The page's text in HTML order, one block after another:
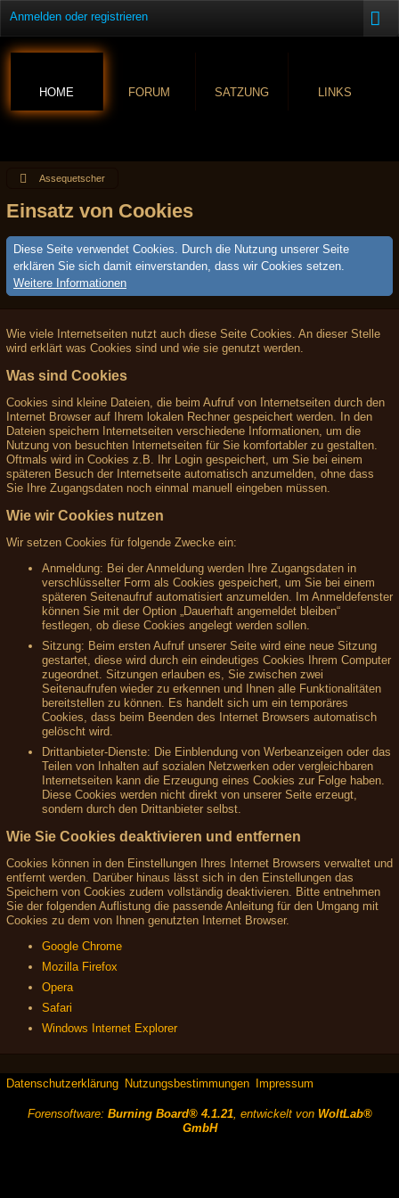
Anmelden oder registrieren
HOME FORUM SATZUNG LINKS
Assequetscher
Einsatz von Cookies
Diese Seite verwendet Cookies. Durch die Nutzung unserer Seite
erklären Sie sich damit einverstanden, dass wir Cookies setzen.
Weitere Informationen
Wie viele Internetseiten nutzt auch diese Seite Cookies. An dieser Stelle
wird erklärt was Cookies sind und wie sie genutzt werden.
Was sind Cookies
Cookies sind kleine Dateien, die beim Aufruf von Internetseiten durch den
Internet Browser auf Ihrem lokalen Rechner gespeichert werden. In den
Dateien speichern Internetseiten verschiedene Informationen, um die
Nutzung von besuchten Internetseiten für Sie komfortabler zu gestalten.
Oftmals wird in Cookies z.B. Ihr Login gespeichert, um Sie bei einem
späteren Besuch der Internetseite automatisch anzumelden, ohne dass
Sie Ihre Zugangsdaten noch einmal manuell eingeben müssen.
Wie wir Cookies nutzen
Wir setzen Cookies für folgende Zwecke ein:
Anmeldung: Bei der Anmeldung werden Ihre Zugangsdaten in
verschlüsselter Form als Cookies gespeichert, um Sie bei einem
späteren Seitenaufruf automatisiert anzumelden. Im Anmeldefenster
können Sie mit der Option „Dauerhaft angemeldet bleiben“
festlegen, ob diese Cookies angelegt werden sollen.
Sitzung: Beim ersten Aufruf unserer Seite wird eine neue Sitzung
gestartet, diese wird durch ein eindeutiges Cookies Ihrem Computer
zugeordnet. Sitzungen erlauben es, Sie zwischen zwei
Seitenaufrufen wieder zu erkennen und Ihnen alle Funktionalitäten
bereitstellen zu können. Es handelt sich um ein temporäres
Cookies, dass beim Beenden des Internet Browsers automatisch
gelöscht wird.
Drittanbieter-Dienste: Die Einblendung von Werbeanzeigen oder das
Teilen von Inhalten auf sozialen Netzwerken oder vergleichbaren
Internetseiten kann die Erzeugung eines Cookies zur Folge haben.
Diese Cookies werden nicht direkt von unserer Seite erzeugt,
sondern durch den Drittanbieter selbst.
Wie Sie Cookies deaktivieren und entfernen
Cookies können in den Einstellungen Ihres Internet Browsers verwaltet und
entfernt werden. Darüber hinaus lässt sich in den Einstellungen das
Speichern von Cookies zudem vollständig deaktivieren. Bitte entnehmen
Sie der folgenden Auflistung die passende Anleitung für den Umgang mit
Cookies zu dem von Ihnen genutzten Internet Browser.
Google Chrome
Mozilla Firefox
Opera
Safari
Windows Internet Explorer
Datenschutzerklärung Nutzungsbestimmungen Impressum
Forensoftware: Burning Board® 4.1.21, entwickelt von WoltLab®
GmbH